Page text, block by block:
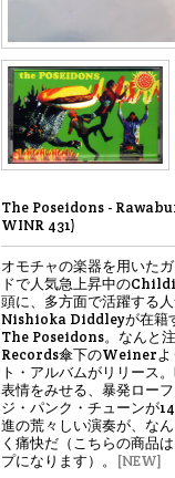
The Poseidons -
WINR 431)
オモチャの楽器を用いた
ドで人気急上昇中の
頭に、多方面で活躍する
Nishioka Diddleyが在籍
The Poseidons。なんと
Records傘下のWeinerよ
ト・アルバムがリリース
表情をみせる、暴発ロー
ジ・パンク・チューンが
進の荒々しい演奏が、な
く痛快だ（こちらの商品
プになります）。
[NEW]